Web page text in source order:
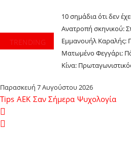
TRENDING
10 σημάδια ότι δεν
Ανατροπή σκηνικού:
Εμμανουήλ Καραλής:
Ματωμένο Φεγγάρι:
Κίνα:
Παρασκευή 7 Αυγούστου 2026
Tips ΑΕΚ Σαν Σήμερα Ψυχολογία